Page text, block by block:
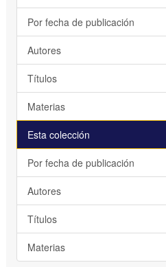
Por fecha de publicación
Autores
Títulos
Materias
Esta colección
Por fecha de publicación
Autores
Títulos
Materias